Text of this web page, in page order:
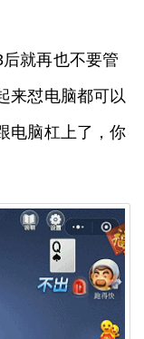
就再也不要管
来怼电脑都可以
电脑杠上了，你